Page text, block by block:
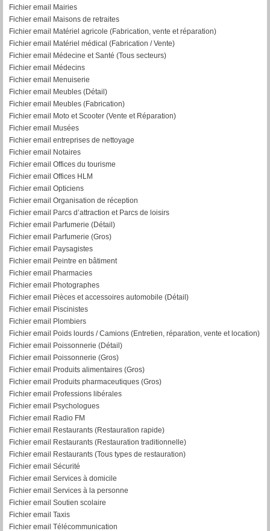
Fichier email Mairies
Fichier email Maisons de retraites
Fichier email Matériel agricole (Fabrication, vente et réparation)
Fichier email Matériel médical (Fabrication / Vente)
Fichier email Médecine et Santé (Tous secteurs)
Fichier email Médecins
Fichier email Menuiserie
Fichier email Meubles (Détail)
Fichier email Meubles (Fabrication)
Fichier email Moto et Scooter (Vente et Réparation)
Fichier email Musées
Fichier email entreprises de nettoyage
Fichier email Notaires
Fichier email Offices du tourisme
Fichier email Offices HLM
Fichier email Opticiens
Fichier email Organisation de réception
Fichier email Parcs d’attraction et Parcs de loisirs
Fichier email Parfumerie (Détail)
Fichier email Parfumerie (Gros)
Fichier email Paysagistes
Fichier email Peintre en bâtiment
Fichier email Pharmacies
Fichier email Photographes
Fichier email Pièces et accessoires automobile (Détail)
Fichier email Piscinistes
Fichier email Plombiers
Fichier email Poids lourds / Camions (Entretien, réparation, vente et location)
Fichier email Poissonnerie (Détail)
Fichier email Poissonnerie (Gros)
Fichier email Produits alimentaires (Gros)
Fichier email Produits pharmaceutiques (Gros)
Fichier email Professions libérales
Fichier email Psychologues
Fichier email Radio FM
Fichier email Restaurants (Restauration rapide)
Fichier email Restaurants (Restauration traditionnelle)
Fichier email Restaurants (Tous types de restauration)
Fichier email Sécurité
Fichier email Services à domicile
Fichier email Services à la personne
Fichier email Soutien scolaire
Fichier email Taxis
Fichier email Télécommunication